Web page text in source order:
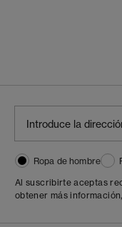
Ropa de hombre
Al suscribirte aceptas
obtener más